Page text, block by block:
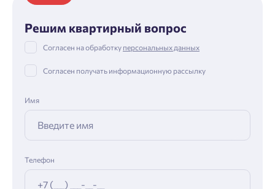
Решим квартирный вопрос
Согласен на обработку персональных данных
Согласен получать информационную рассылку
Имя
Телефон